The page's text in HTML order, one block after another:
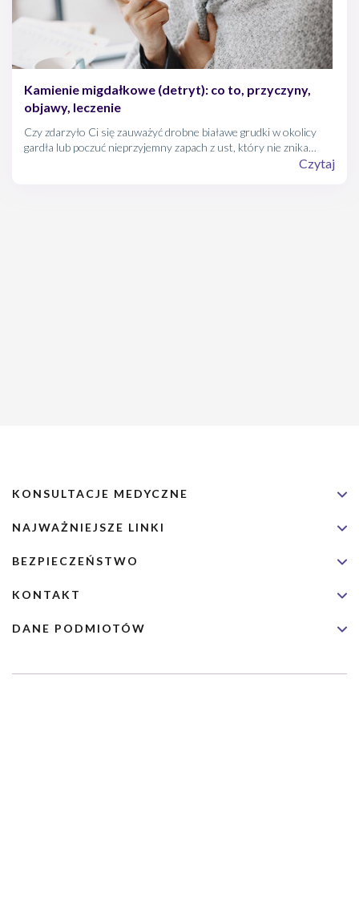
Kamienie migdałkowe (detryt): co to, przyczyny,
objawy, leczenie
Czy zdarzyło Ci się zauważyć drobne białawe grudki w okolicy
gardła lub poczuć nieprzyjemny zapach z ust, który nie znika
mimo regularnego szczotkowania zębów? Być może przyczyną są
Czytaj
KONSULTACJE MEDYCZNE
NAJWAŻNIEJSZE LINKI
BEZPIECZEŃSTWO
KONTAKT
DANE PODMIOTÓW